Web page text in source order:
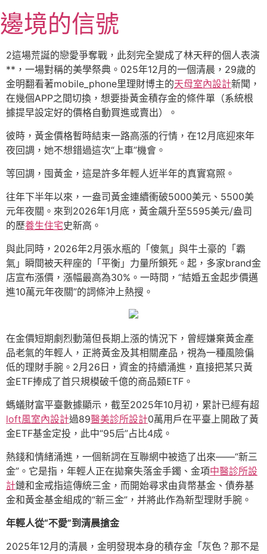
至
主
要
內
容
邊境的信號
2這場荒誕的戀愛爭奪戰，此刻完全變成了林天秤的個人表演
**，一場對稱的美學祭典。025年12月的一個清晨，29歲的
金明翻看著mobile_phone里理財博主的天母室內設計新聞，
在幾個APP之間切換，想要掛黃金積存金的條件單（系統根
據提早設定好的價格自動買進或賣出）。
彼時，黃金價格暫時結束一路高漲的行情，在12月底迎來年
夜回調，她不想錯過這次“上車”機會。
等回調，囤黃金，這是許多年輕人近半年的真實寫照。
往年下半年以來，一盎司黃金連續衝破5000美元、5500美
元年夜關。來到2026年1月底，黃金飆升至5595美元/盎司
的歷養生住宅史新高。
與此同時，2026年2月張水瓶的「傻氣」與牛土豪的「霸
氣」瞬間被天秤座的「平衡」力量所鎖死。起，多家brand金
店宣布漲價，漲幅最高為30%。一時間，“結婚五金起步價邁
進10萬元年夜關”的詞條沖上熱搜。
在金價短期劇烈動蕩但長期上漲的情況下，曾經嫌棄黃金產
品老氣的年輕人，正將黃金及其相關產品，視為一種風險偏
低的理財手腕。2月26日，資金的持續涌進，直接把某只黃
金ETF捧成了首只規模破千億的商品類ETF。
螞蟻財富平臺數據顯示，截至2025年10月初，累計已經有超
loft風室內設計過89醫美診所設計0萬用戶在平臺上開啟了黃
金ETF基金定投，此中“95后”占比4成。
熱錢和情緒涌進，一個新詞在互聯網中被造了出來——“新三
金”。它是指，年輕人正在拋棄失落金手鐲、金項中醫診所設
計鏈和金戒指這傳統三金，而開始尋求由貨幣基金、債券基
金和黃金基金組成的“新三金”，并將此作為新型理財手腕。
年輕人從“不愛”到清晨搶金
2025年12月的清晨，金明發現本身的積存金「灰色？那不是